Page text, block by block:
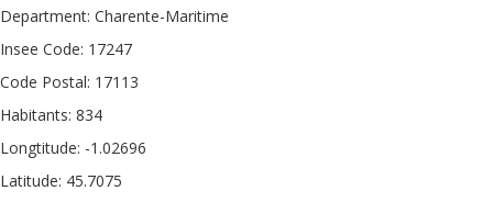
Department: Charente-Maritime
Insee Code: 17247
Code Postal: 17113
Habitants: 834
Longtitude: -1.02696
Latitude: 45.7075